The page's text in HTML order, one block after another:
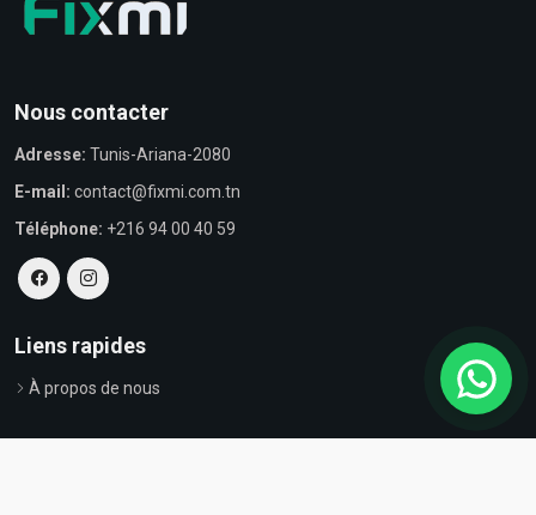
Nous contacter
Adresse: Tunis-Ariana-2080
E-mail: contact@fixmi.com.tn
Téléphone: +216 94 00 40 59
Liens rapides
À propos de nous